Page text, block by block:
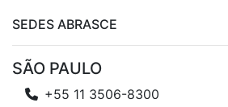
SEDES ABRASCE
SÃO PAULO
+55 11 3506-8300